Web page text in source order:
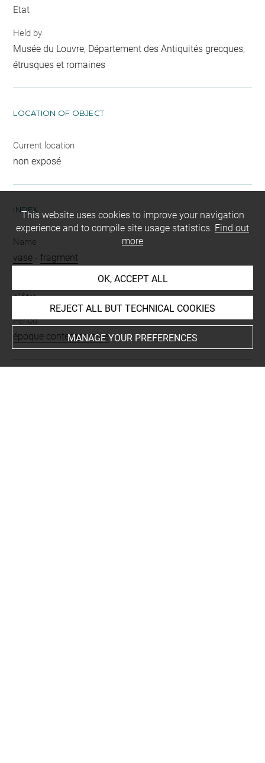
Etat
Held by
Musée du Louvre, Département des Antiquités grecques,
étrusques et romaines
LOCATION OF OBJECT
Current location
non exposé
INDEX
Name
vase - fragment
plâtre
Period
époque contemporaine
This website uses cookies to improve your navigation
experience and to compile site usage statistics. Find out
more
OK, ACCEPT ALL
REJECT ALL BUT TECHNICAL COOKIES
MANAGE YOUR PREFERENCES